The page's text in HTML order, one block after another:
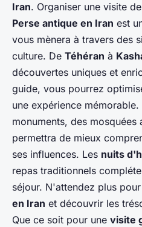
Iran. Organiser une visite
Perse antique en Iran est
vous mènera à travers des
culture. De Téhéran à
découvertes uniques et
guide, vous pourrez
une expérience
monuments, des mosquées
permettra de mieux
ses influences. Les nuits
repas traditionnels
séjour. N'attendez plus
en Iran et découvrir les
Que ce soit pour une visite